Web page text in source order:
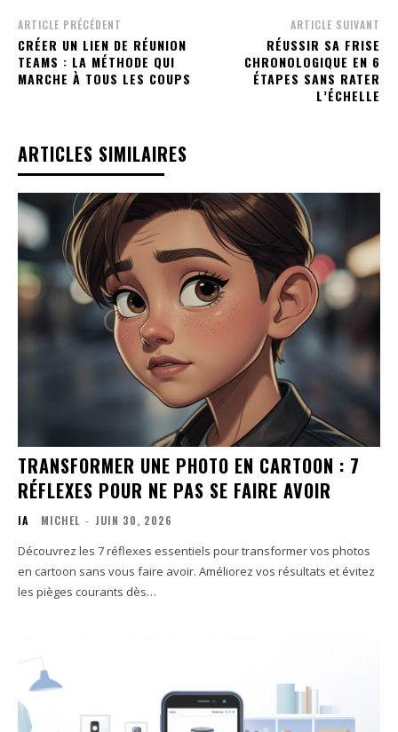
ARTICLE PRÉCÉDENT
CRÉER UN LIEN DE RÉUNION
TEAMS : LA MÉTHODE QUI
MARCHE À TOUS LES COUPS
ARTICLE SUIVANT
RÉUSSIR SA FRISE
CHRONOLOGIQUE EN 6
ÉTAPES SANS RATER
L’ÉCHELLE
ARTICLES SIMILAIRES
TRANSFORMER UNE PHOTO EN CARTOON : 7
RÉFLEXES POUR NE PAS SE FAIRE AVOIR
IA MICHEL - JUIN 30, 2026
Découvrez les 7 réflexes essentiels pour transformer vos photos
en cartoon sans vous faire avoir. Améliorez vos résultats et évitez
les pièges courants dès…